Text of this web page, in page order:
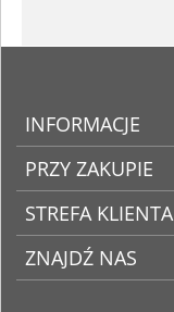
INFORMACJE
PRZY ZAKUPIE
STREFA KLIENTA
ZNAJDŹ NAS